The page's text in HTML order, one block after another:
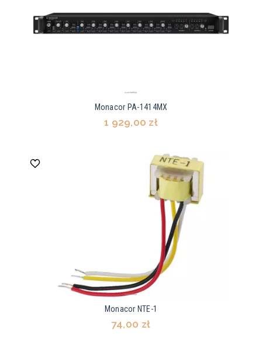
Monacor PA-1414MX
1 929,00 zł
Monacor NTE-1
74,00 zł